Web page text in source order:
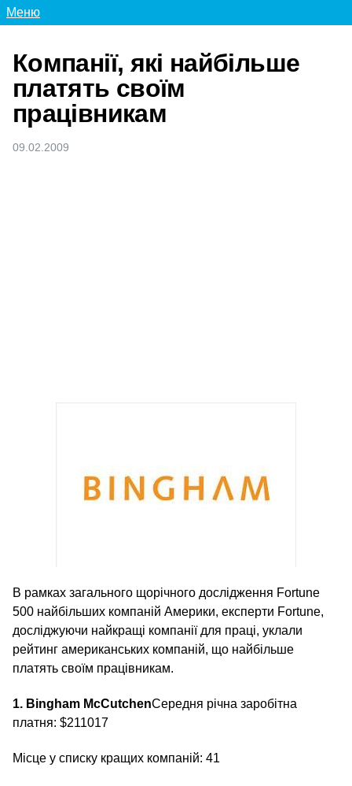
Меню
Компанії, які найбільше
платять своїм
працівникам
09.02.2009
В рамках загального щорічного дослідження Fortune
500 найбільших компаній Америки, експерти Fortune,
досліджуючи найкращі компанії для праці, уклали
рейтинг американських компаній, що найбільше
платять своїм працівникам.
1. Bingham McCutchenСередня річна заробітна
платня: $211017
Місце у списку кращих компаній: 41